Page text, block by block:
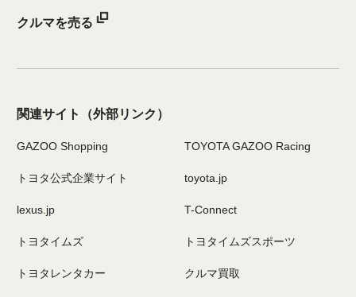
クルマを売る
関連サイト （外部リンク）
GAZOO Shopping TOYOTA GAZOO Racing
トヨタ公式企業サイト toyota.jp
lexus.jp T-Connect
トヨタイムズ トヨタイムズスポーツ
トヨタレンタカー クルマ買取